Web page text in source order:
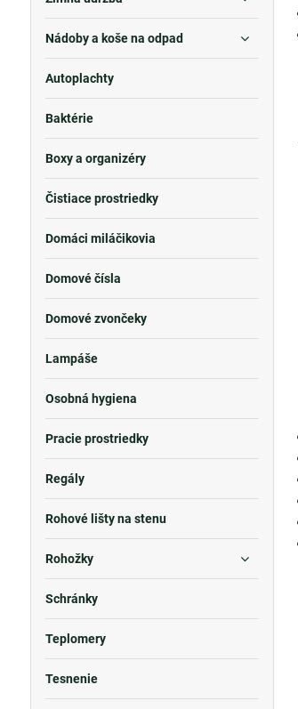
Nádoby a koše na odpad
Autoplachty
Baktérie
Boxy a organizéry
Čistiace prostriedky
Domáci miláčikovia
Domové čísla
Domové zvončeky
Lampáše
Osobná hygiena
Pracie prostriedky
Regály
Rohové lišty na stenu
Rohožky
Schránky
Teplomery
Tesnenie